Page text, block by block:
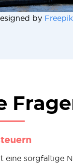
by Freepik
eine sorgfältige